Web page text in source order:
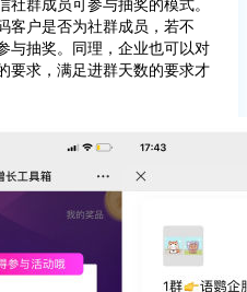
客户是否为社群成员，若不
与抽奖。同理，企业也可以对
要求，满足进群天数的要求才